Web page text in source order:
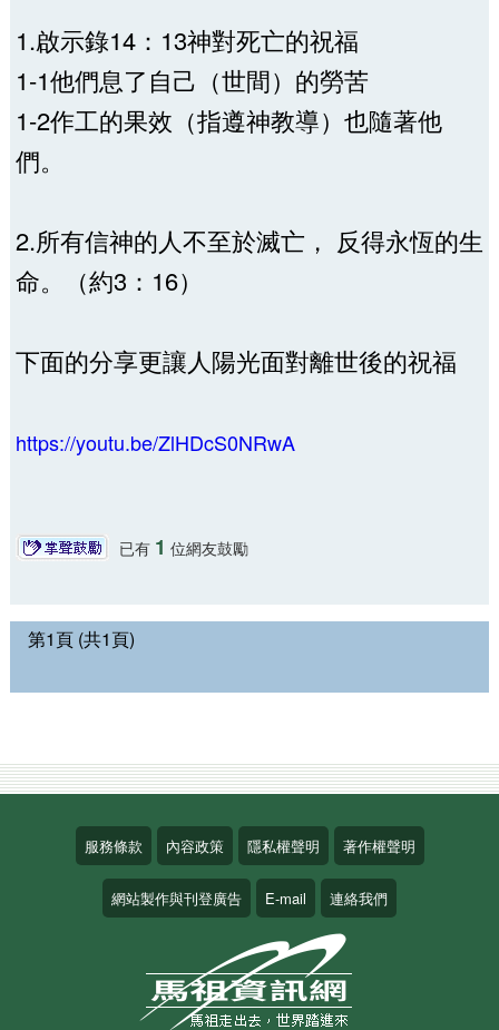
1.啟示錄14：13神對死亡的祝福
1-1他們息了自己（世間）的勞苦
1-2作工的果效（指遵神教導）也隨著他
們。
2.所有信神的人不至於滅亡， 反得永恆的生
命。（約3：16）
下面的分享更讓人陽光面對離世後的祝福
https://youtu.be/ZlHDcS0NRwA
已有 1 位網友鼓勵
第1頁 (共1頁)
服務條款 內容政策 隱私權聲明 著作權聲明
網站製作與刊登廣告 E-mail 連絡我們